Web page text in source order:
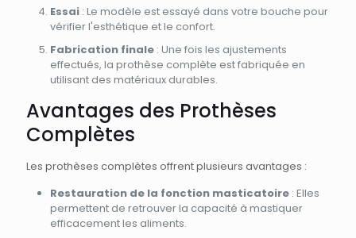
Essai : Le modèle est essayé dans votre bouche pour
vérifier l'esthétique et le confort.
Fabrication finale : Une fois les ajustements
effectués, la prothèse complète est fabriquée en
utilisant des matériaux durables.
Avantages des Prothèses
Complètes
Les prothèses complètes offrent plusieurs avantages :
Restauration de la fonction masticatoire : Elles
permettent de retrouver la capacité à mastiquer
efficacement les aliments.